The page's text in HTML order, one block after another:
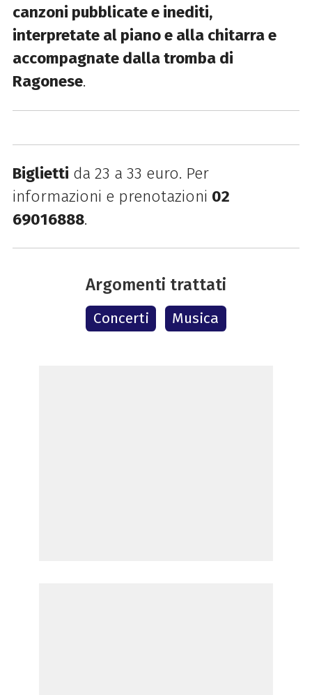
canzoni pubblicate e inediti,
interpretate al piano e alla chitarra e
accompagnate dalla tromba di
Ragonese.
Biglietti da 23 a 33 euro. Per
informazioni e prenotazioni 02
69016888.
Argomenti trattati
Concerti Musica